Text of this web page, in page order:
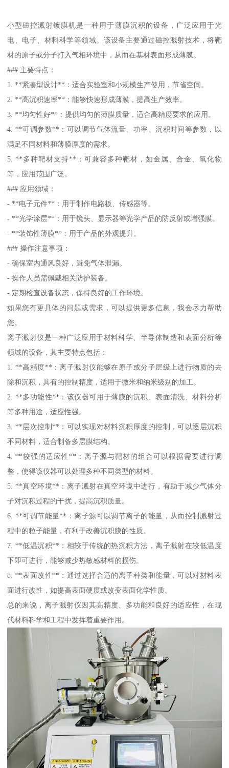
小型磁控溅射镀膜机是一种用于薄膜沉积的设备，广泛应用于光
电、电子、材料科学等领域。该设备主要通过磁控溅射技术，将靶
材的原子或分子打入气相环境中，从而在基材表面形成薄膜。
### 主要特点：
1. **紧凑型设计**：适合实验室和小规模生产使用，节省空间。
2. **高沉积速率**：能够快速形成薄膜，提高生产效率。
3. **均匀性好**：提供均匀的薄膜质量，适合高精度要求的应用。
4. **可调参数**：可以调节气体流量、功率、沉积时间等参数，以
满足不同材料和薄膜厚度的需求。
5. **多种靶材支持**：可兼容多种靶材，如金属、合金、氧化物
等，应用范围广泛。
### 应用领域：
- **电子元件**：用于制作电路板、传感器等。
- **光学涂层**：用于镜头、显示器等光学产品的防反射或增强膜。
- **装饰性薄膜**：用于产品的外观提升。
### 操作注意事项：
- 确保室内通风良好，避免气体泄漏。
- 操作人员需佩戴相关防护装备。
- 定期检查设备状态，保持良好的工作环境。
如果您有更具体的问题或需求，可以提供更多信息，我会尽力帮助
您。
离子溅射仪是一种广泛应用于材料科学、半导体制造和表面分析等
领域的设备，其主要特点包括：
1. **高精度**：离子溅射仪能够在原子或分子层级上进行物质的去
除和沉积，具有的控制精度，适用于微米和纳米级别的加工。
2. **多功能性**：该仪器可用于薄膜的沉积、表面清洗、材料分析
等多种用途，适应性强。
3. **层次控制**：可以实现对材料沉积厚度的控制，可以逐层沉积
不同材料，适合制备多层膜结构。
4. **较强的适应性**：离子源与靶材的组合可以根据需要进行调
整，使得该仪器可以处理多种不同类型的材料。
5. **真空环境**：离子溅射在真空环境中进行，有助于减少气体分
子对沉积过程的干扰，提高沉积质量。
6. **可调节能量**：离子源可以调节离子的能量，从而控制溅射过
程中的粒子能量，有利于改善沉积膜的性质。
7. **低温沉积**：相较于传统的热沉积方法，离子溅射在较低温度
下即可进行，能够减少热敏感材料的损伤。
8. **表面改性**：通过选择合适的离子种类和能量，可以对材料表
面进行改性，如提高表面硬度或改变表面化学性质。
总的来说，离子溅射仪因其高精度、多功能和良好的适应性，在现
代材料科学和工程中发挥着重要作用。